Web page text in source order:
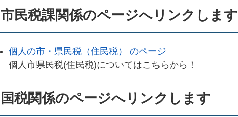
市民税課関係のページへリンクします
個人の市・県民税（住民税） のページ
個人市県民税(住民税)についてはこちらから！
国税関係のページへリンクします